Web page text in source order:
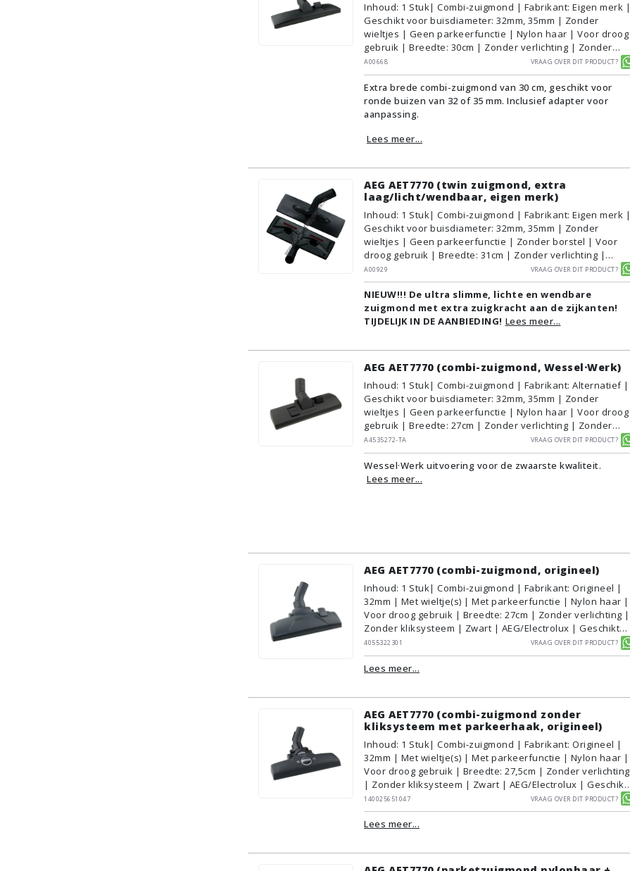
Inhoud: 1 Stuk| Combi-zuigmond | Fabrikant: Eigen merk |
Geschikt voor buisdiameter: 32mm, 35mm | Zonder
wieltjes | Geen parkeerfunctie | Nylon haar | Voor droog
gebruik | Breedte: 30cm | Zonder verlichting | Zonder
kliksysteem | Zwart | Alternatief | Geschikt voor
vloertype: Plavuizen/Tegels, Parket/Laminaat, PVC/Vinyl,
Tapijt/Vloerbedekking
A00668 Vraag over dit product?
Extra brede combi-zuigmond van 30 cm, geschikt voor
ronde buizen van 32 of 35 mm. Inclusief adapter voor
aanpassing.
Lees meer...
AEG AET7770 (twin zuigmond, extra
laag/licht/wendbaar, eigen merk)
Inhoud: 1 Stuk| Combi-zuigmond | Fabrikant: Eigen merk |
Geschikt voor buisdiameter: 32mm, 35mm | Zonder
wieltjes | Geen parkeerfunctie | Zonder borstel | Voor
droog gebruik | Breedte: 31cm | Zonder verlichting |
Zonder kliksysteem | Zwart | Alternatief | Geschikt voor
vloertype: Plavuizen/Tegels, Parket/Laminaat, PVC/Vinyl,
Tapijt/Vloerbedekking
A00929 Vraag over dit product?
NIEUW!!! De ultra slimme, lichte en wendbare
zuigmond met extra zuigkracht aan de zijkanten!
TIJDELIJK IN DE AANBIEDING! Lees meer...
AEG AET7770 (combi-zuigmond, Wessel·Werk)
Inhoud: 1 Stuk| Combi-zuigmond | Fabrikant: Alternatief |
Geschikt voor buisdiameter: 32mm, 35mm | Zonder
wieltjes | Geen parkeerfunctie | Nylon haar | Voor droog
gebruik | Breedte: 27cm | Zonder verlichting | Zonder
kliksysteem | Zwart | Wessel·Werk | Geschikt voor
vloertype: Plavuizen/Tegels, Parket/Laminaat, PVC/Vinyl,
Tapijt/Vloerbedekking
A4535272-TA Vraag over dit product?
Wessel·Werk uitvoering voor de zwaarste kwaliteit.
Lees meer...
AEG AET7770 (combi-zuigmond, origineel)
Inhoud: 1 Stuk| Combi-zuigmond | Fabrikant: Origineel |
32mm | Met wieltje(s) | Met parkeerfunctie | Nylon haar |
Voor droog gebruik | Breedte: 27cm | Zonder verlichting |
Zonder kliksysteem | Zwart | AEG/Electrolux | Geschikt
voor vloertype: Plavuizen/Tegels, Parket/Laminaat,
PVC/Vinyl, Tapijt/Vloerbedekking
4055322301 Vraag over dit product?
Lees meer...
AEG AET7770 (combi-zuigmond zonder
kliksysteem met parkeerhaak, origineel)
Inhoud: 1 Stuk| Combi-zuigmond | Fabrikant: Origineel |
32mm | Met wieltje(s) | Met parkeerfunctie | Nylon haar |
Voor droog gebruik | Breedte: 27,5cm | Zonder verlichting
| Zonder kliksysteem | Zwart | AEG/Electrolux | Geschikt
voor vloertype: Plavuizen/Tegels, Parket/Laminaat,
PVC/Vinyl, Tapijt/Vloerbedekking
140025651047 Vraag over dit product?
Lees meer...